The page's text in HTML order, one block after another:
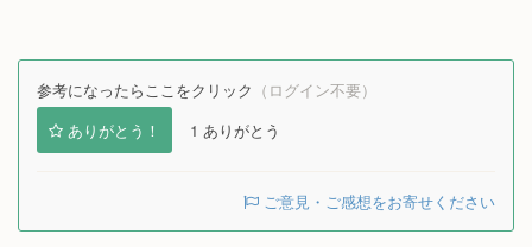
参考になったらここをクリック （ログイン不要）
ありがとう！
1 ありがとう
ご意見・ご感想をお寄せください